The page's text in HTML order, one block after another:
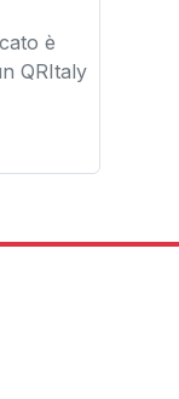
è
QRItaly